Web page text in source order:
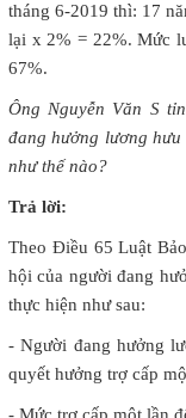
tháng 6-2019 thì: 17
lại x 2% = 22%. Mức
67%.
Ông Nguyễn Văn S
đang hưởng lương
như thế nào?
Trả lời:
Theo Điều 65 Luật
hội của người đang
thực hiện như sau:
- Người đang hưởng
quyết hưởng trợ cấp